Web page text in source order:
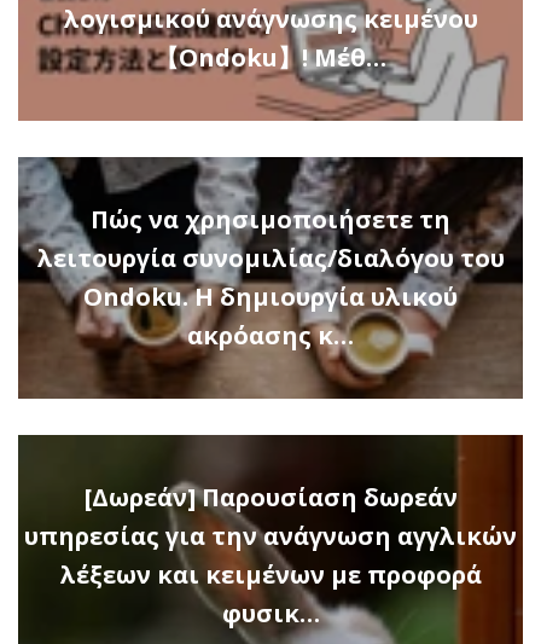
λογισμικού ανάγνωσης κειμένου
【Ondoku】! Μέθ…
Πώς να χρησιμοποιήσετε τη
λειτουργία συνομιλίας/διαλόγου του
Ondoku. Η δημιουργία υλικού
ακρόασης κ…
[Δωρεάν] Παρουσίαση δωρεάν
υπηρεσίας για την ανάγνωση αγγλικών
λέξεων και κειμένων με προφορά
φυσικ…